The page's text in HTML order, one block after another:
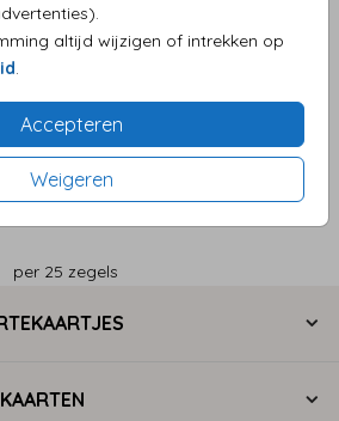
altijd wijzigen of intrekken op
.
Accepteren
Weigeren
service en supersnelle levering
je product maken
per 25 zegels